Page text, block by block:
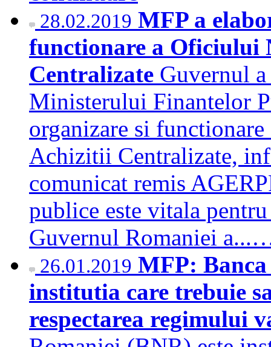
28.02.2019 MFP a
functionare a Oficiului
Centralizate Guvernul
Ministerului Finantelor
organizare si
Achizitii Centralizate,
comunicat remis
publice este vitala
Guvernul Romaniei
26.01.2019 MFP:
institutia care trebuie
respectarea regimului